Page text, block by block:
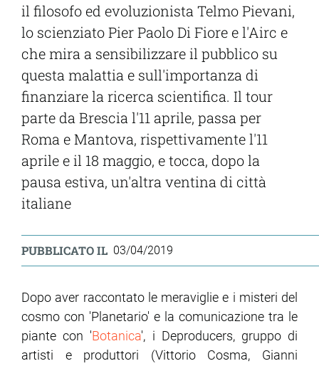
il filosofo ed evoluzionista Telmo Pievani,
lo scienziato Pier Paolo Di Fiore e l'Airc e
che mira a sensibilizzare il pubblico su
questa malattia e sull'importanza di
finanziare la ricerca scientifica. Il tour
parte da Brescia l'11 aprile, passa per
Roma e Mantova, rispettivamente l'11
aprile e il 18 maggio, e tocca, dopo la
pausa estiva, un'altra ventina di città
italiane
PUBBLICATO IL 03/04/2019
Dopo aver raccontato le meraviglie e i misteri del
cosmo con 'Planetario' e la comunicazione tra le
piante con 'Botanica', i Deproducers, gruppo di
artisti e produttori (Vittorio Cosma, Gianni